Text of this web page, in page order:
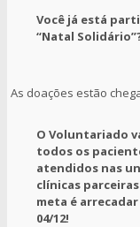
Você já está
“Natal
As doações estão
O Voluntariado
todos os
atendidos nas
clínicas
meta é
04/12!